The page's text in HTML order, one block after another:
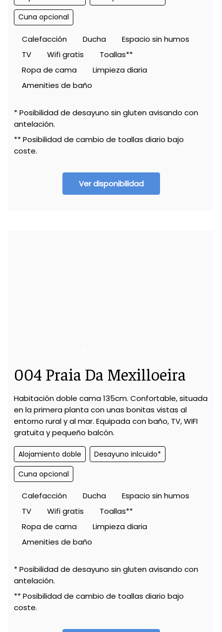
Cuna opcional
Calefacción Ducha
Espacio sin humos
TV
Wifi gratis
Toallas**
Ropa de cama
Limpieza diaria
Amenities de baño
* Posibilidad de desayuno sin gluten avisando con
antelación.
** Posibilidad de cambio de toallas diario bajo
coste.
Ver disponibilidad
004 Praia Da Mexilloeira
Habitación doble cama 135cm. Confortable, situada
en la primera planta con unas bonitas vistas al
entorno rural y al mar. Equipada con baño, TV, WIFI
gratuita y pequeño balcón.
Alojamiento doble
Desayuno inlcuido*
Cuna opcional
Calefacción Ducha
Espacio sin humos
TV
Wifi gratis
Toallas**
Ropa de cama
Limpieza diaria
Amenities de baño
* Posibilidad de desayuno sin gluten avisando con
antelación.
** Posibilidad de cambio de toallas diario bajo
coste.